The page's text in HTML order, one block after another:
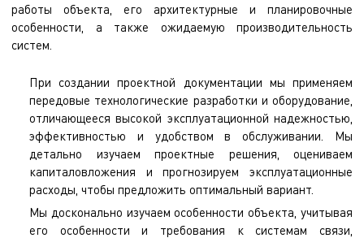
работы объекта, его архитектурные и планировочные
особенности, а также ожидаемую производительность
систем.
При создании проектной документации мы применяем
передовые технологические разработки и оборудование,
отличающееся высокой эксплуатационной надежностью,
эффективностью и удобством в обслуживании. Мы
детально изучаем проектные решения, оцениваем
капиталовложения и прогнозируем эксплуатационные
расходы, чтобы предложить оптимальный вариант.
Мы досконально изучаем особенности объекта, учитывая
его особенности и требования к системам связи,